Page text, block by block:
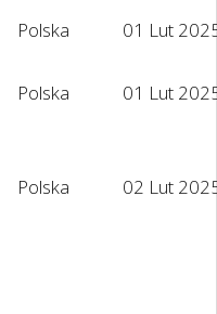
Polska 01 Lut
Polska 01 Lut
Polska 02 Lut